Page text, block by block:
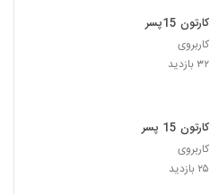
کارتون 15پسر
کاربروی
۳۲ بازدید
کارتون 15 پسر
کاربروی
۲۵ بازدید